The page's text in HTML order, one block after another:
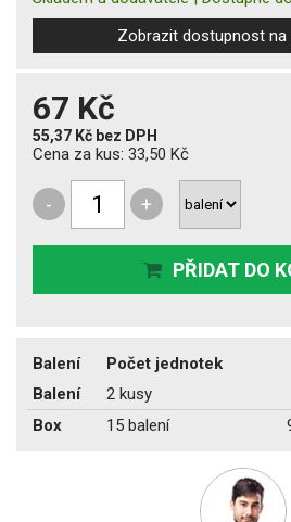
Zobrazit dostupnost na
67 Kč
55,37 Kč bez DPH
Cena za kus: 33,50 Kč
- +
PŘIDAT DO
Balení Počet jednotek
Balení
2 kusy
Box
15 balení